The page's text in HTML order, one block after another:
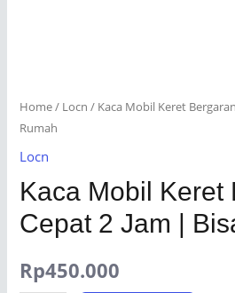
Home/ Locn / Kaca Mobil Keret
Rumah
Locn
Kaca Mobil Keret
Cepat 2 Jam |
Rp450.000